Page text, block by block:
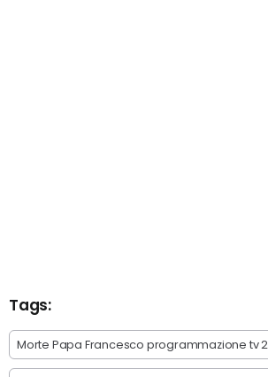
Tags:
Morte Papa Francesco programmazione tv